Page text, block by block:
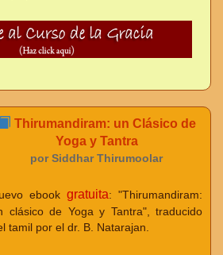
Thirumandiram: un Clásico de
Yoga y Tantra
por Siddhar Thirumoolar
ebook gratuita: "Thirumandiram:
clásico de Yoga y Tantra", traducido
tamil por el dr. B. Natarajan.